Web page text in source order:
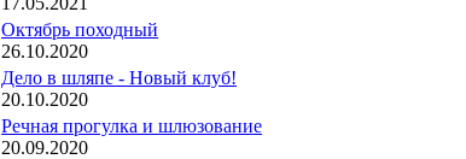
Октябрь походный
26.10.2020
Дело в шляпе - Новый клуб!
20.10.2020
Речная прогулка и шлюзование
20.09.2020